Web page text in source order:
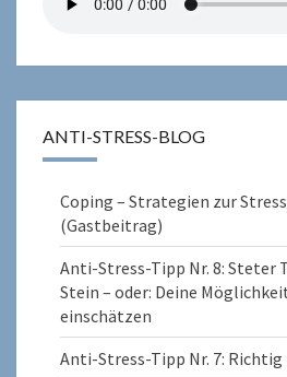
ANTI-STRESS-BLOG
Coping – Strategien zur
(Gastbeitrag)
Anti-Stress-Tipp Nr. 8: Steter
Stein – oder: Deine
einschätzen
Anti-Stress-Tipp Nr. 7: